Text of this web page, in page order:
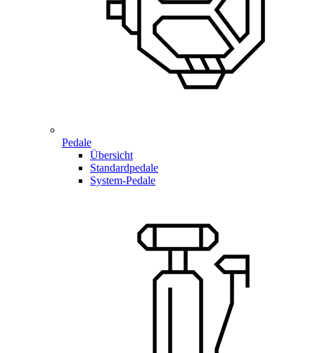
Pedale
Übersicht
Standardpedale
System-Pedale